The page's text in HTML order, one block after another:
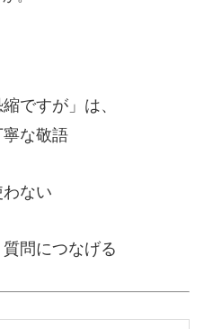
ですが」は、
な敬語
わない
問につなげる